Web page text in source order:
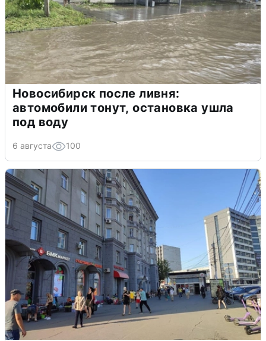
Новосибирск после ливня:
автомобили тонут, остановка ушла
под воду
6 августа 100